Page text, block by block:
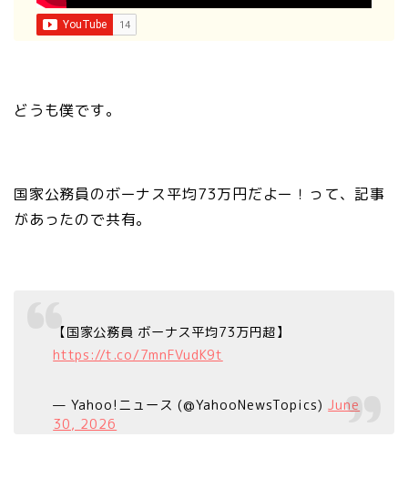
どうも僕です。
国家公務員のボーナス平均73万円だよー！って、記事
があったので共有。
【国家公務員 ボーナス平均73万円超】
https://t.co/7mnFVudK9t
— Yahoo!ニュース (@YahooNewsTopics)June
30, 2026